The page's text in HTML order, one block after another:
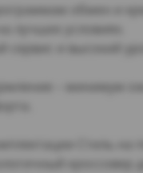
обмен и
лучших условиях.
сервис и высокий
– минимум
Стиль на
кроссовер